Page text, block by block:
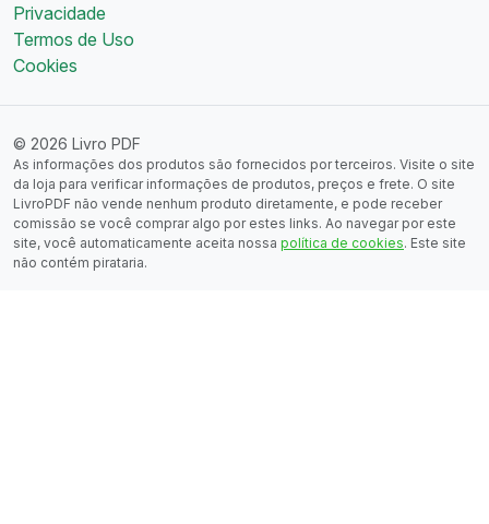
Privacidade
Termos de Uso
Cookies
© 2026 Livro PDF
As informações dos produtos são fornecidos por terceiros. Visite o site
da loja para verificar informações de produtos, preços e frete. O site
LivroPDF não vende nenhum produto diretamente, e pode receber
comissão se você comprar algo por estes links. Ao navegar por este
site, você automaticamente aceita nossa política de cookies. Este site
não contém pirataria.